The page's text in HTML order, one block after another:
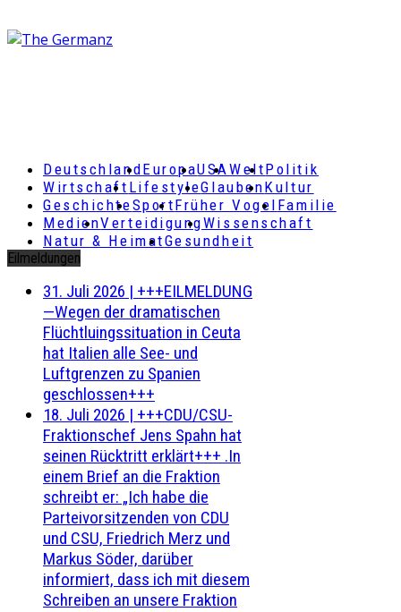
DeutschlandEuropaUSAWeltPolitik
Wirtschaft LifestyleGlaubenKultur
GeschichteSportFrüher Vogel Familie
MedienVerteidigungWissenschaft
Natur & HeimatGesundheit
Eilmeldungen
31. Juli 2026 | +++EILMELDUNG
—Wegen der dramatischen
Flüchtluingssituation in Ceuta
hat Italien alle See- und
Luftgrenzen zu Spanien
geschlossen+++
18. Juli 2026 | +++CDU/CSU-
Fraktionschef Jens Spahn hat
seinen Rücktritt erklärt+++ .In
einem Brief an die Fraktion
schreibt er: „Ich habe die
Parteivorsitzenden von CDU
und CSU, Friedrich Merz und
Markus Söder, darüber
informiert, dass ich mit diesem
Schreiben an unsere Fraktion